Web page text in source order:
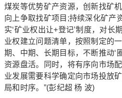
煤炭等优势矿产资源，创新找矿
向上争取找矿项目;持续深化矿产
实‘矿业权出让+登记’制度，对长
业权建立问题清单，按照制定的
期、中期、长期目标，不断推动‘
资源盘活。同时，将有序向市场
业发展需要科学确定向市场投放
局和时序。”(彭纪超 杨 波)